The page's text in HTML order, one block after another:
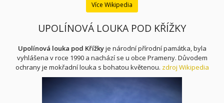
Více Wikipedia
UPOLÍNOVÁ LOUKA POD KŘÍŽKY
Upolínová louka pod Křížkyje národní přírodní památka, byla
vyhlášena v roce 1990a nachází se u obce Prameny. Důvodem
ochrany je mokřadnílouka s bohatou květenou. zdroj Wikipedia